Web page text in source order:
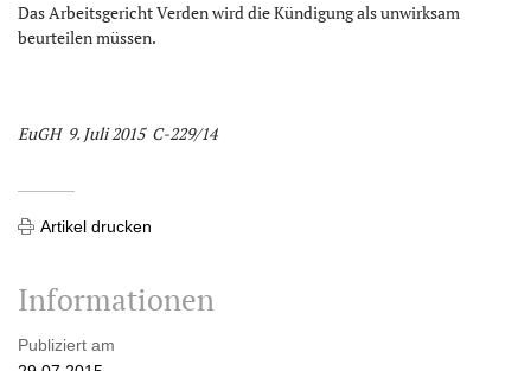
Das Arbeitsgericht Verden wird die Kündigung als unwirksam
beurteilen müssen.
EuGH 9. Juli 2015 C-229/14
Artikel drucken
Informationen
Publiziert am